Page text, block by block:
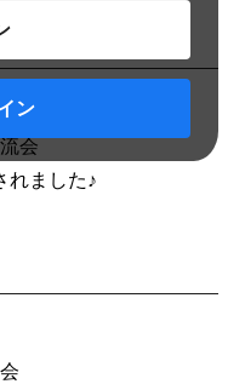
ン
会
催されました♪